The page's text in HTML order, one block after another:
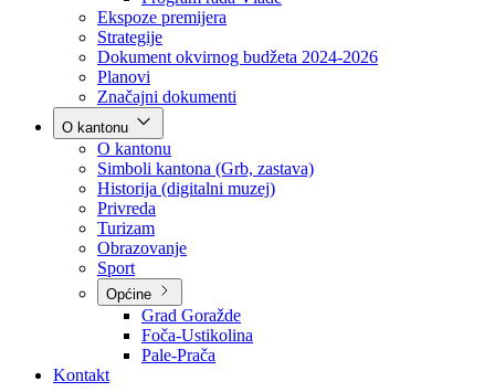
Vlada
Poslovnik
Program rada Vlade
Ekspoze premijera
Strategije
Dokument okvirnog budžeta 2024-2026
Planovi
Značajni dokumenti
O kantonu
O kantonu
Simboli kantona (Grb, zastava)
Historija (digitalni muzej)
Privreda
Turizam
Obrazovanje
Općine